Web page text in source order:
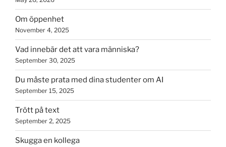
Om öppenhet
November 4, 2025
Vad innebär det att vara människa?
September 30, 2025
Du måste prata med dina studenter om AI
September 15, 2025
Trött på text
September 2, 2025
Skugga en kollega